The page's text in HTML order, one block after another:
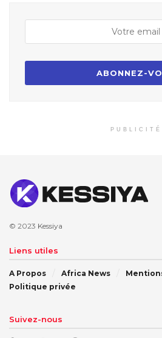
PUBLICITÉ
© 2023 Kessiya
Liens utiles
A Propos Africa News
Politique privée
Suivez-nous